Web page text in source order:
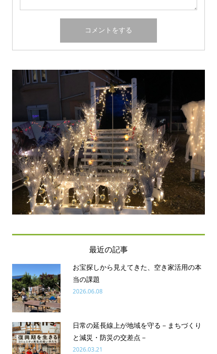
最近の記事
お宝探しから見えてきた、空き家活用の本
当の課題
2026.06.08
日常の延長線上が地域を守る－まちづくり
と減災・防災の交差点－
2026.03.21